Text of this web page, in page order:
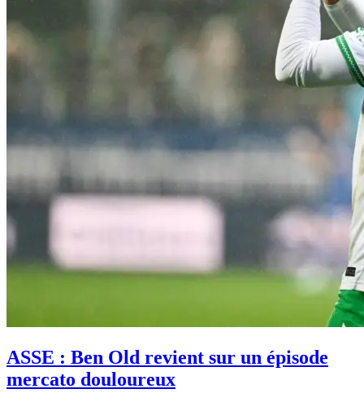
ASSE : Ben Old revient sur un épisode
mercato douloureux